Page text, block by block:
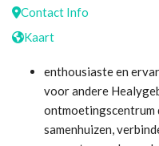
Contact Info
Kaart
enthousiaste en
voor andere
ontmoetingscentrum
samenhuizen,